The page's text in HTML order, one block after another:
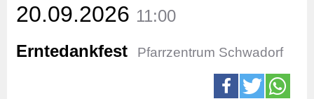
20.09.2026 11:00
Erntedankfest
Pfarrzentrum Schwadorf